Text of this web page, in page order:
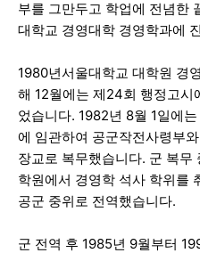
부를 그만두고 학업에 전념한
대학교 경영대학 경영학과에
1980년서울대학교 대학원 경
해 12월에는 제24회 행정고시
었습니다. 1982년 8월 1일에
에 임관하여 공군작전사령부
장교로 복무했습니다. 군 복
학원에서 경영학 석사 학위를
공군 중위로 전역했습니다.
군 전역 후 1985년 9월부터